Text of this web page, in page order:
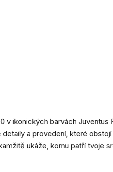
v ikonických barvách Juventus
a provedení, které obstojí
ukáže, komu patří tvoje